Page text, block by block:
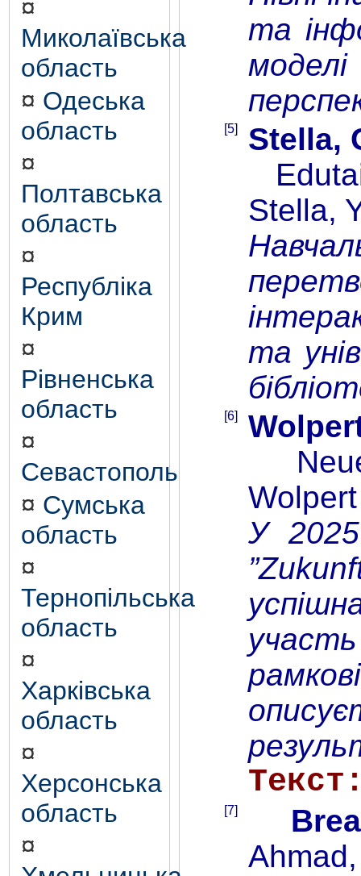
¤
Миколаївська
область
¤ Одеська
область
¤
Полтавська
область
¤
Республіка
Крим
¤
Рівненська
область
¤
Севастополь
¤ Сумська
область
¤
Тернопільська
область
¤
Харківська
область
¤
Херсонська
область
¤
та
[5]
Stella,
Stella,
та
[6]
Neue
У 2025
участь
[7]